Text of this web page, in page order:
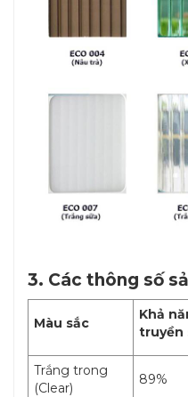
3. Các thông số
Màu sắc
Khả
truyền
Trắng trong
(Clear)
89%